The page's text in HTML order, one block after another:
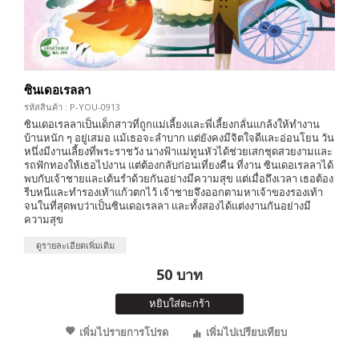
ซินเดอเรลลา
รหัสสินค้า : P-YOU-0913
ซินเดอเรลลาเป็นเด็กสาวที่ถูกแม่เลี้ยงและพี่เลี้ยงกลั่นแกล้งให้ทำงาน
บ้านหนัก ๆ อยู่เสมอ แม้เธอจะลำบาก แต่ยังคงมีจิตใจดีและอ่อนโยน วัน
หนึ่งมีงานเลี้ยงที่พระราชวัง นางฟ้าแม่ทูนหัวได้ช่วยเสกชุดสวยงามและ
รถฟักทองให้เธอไปงาน แต่ต้องกลับก่อนเที่ยงคืน ที่งาน ซินเดอเรลลาได้
พบกับเจ้าชายและเต้นรำด้วยกันอย่างมีความสุข แต่เมื่อถึงเวลา เธอต้อง
รีบหนีและทำรองเท้าแก้วตกไว้ เจ้าชายจึงออกตามหาเจ้าของรองเท้า
จนในที่สุดพบว่าเป็นซินเดอเรลลา และทั้งสองได้แต่งงานกันอย่างมี
ความสุข
ดูรายละเอียดเพิ่มเติม
50 บาท
หยิบใส่ตะกร้า
เพิ่มไปรายการโปรด
เพิ่มไปเปรียบเทียบ